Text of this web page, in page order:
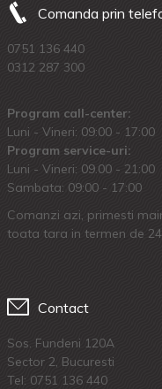
Comanda prin
0751 136 440
0312 287 300
Program call-center:
Luni - Vineri: 09:00 - 17:00
Program service-uri:
Luni - Vineri: 09.00 - 21:00
Sambata: 09:00 - 17:00
Comanzi azi, primesti
toata tara in termen de
Contact
Sos. Fundeni 120A
Sector 2, Bucuresti
Tel: 0751 136 440